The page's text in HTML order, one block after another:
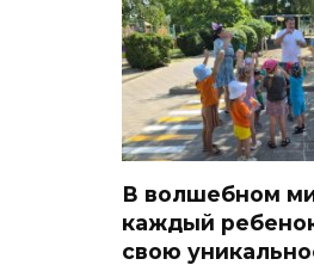
В волшебном
каждый
свою